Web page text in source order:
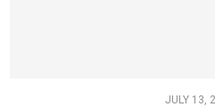
JULY 13,